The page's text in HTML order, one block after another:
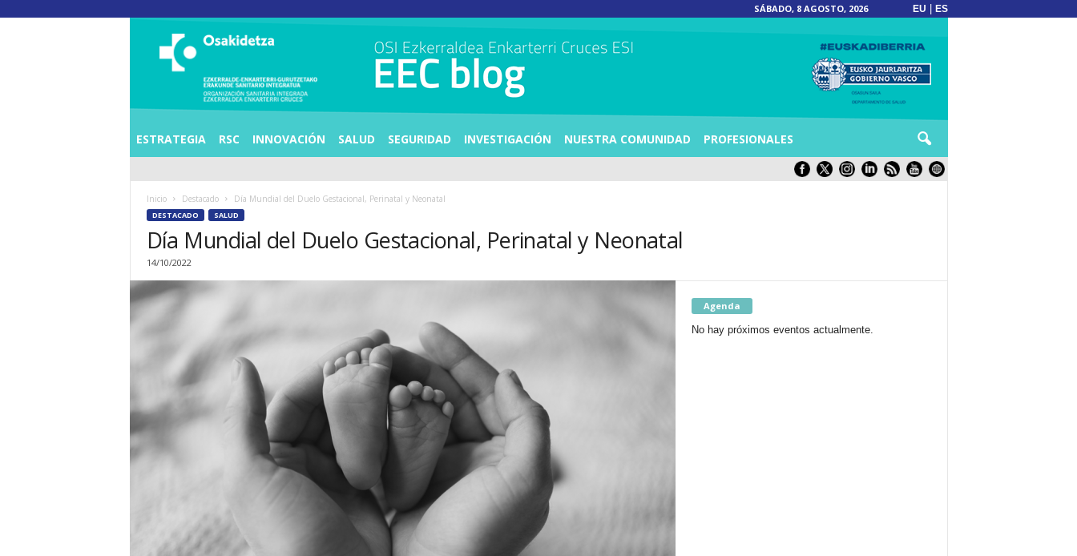
SÁBADO, 8 AGOSTO, 2026 EU ES
A
N
K
C
ESTRATEGIA RSC INNOVACIÓN SALUD SEGURIDAD INVESTIGACIÓN NUESTRA COMUNIDAD PROFESIONALES
Inicio Destacado Día Mundial del Duelo Gestacional, Perinatal y Neonatal
DESTACADO SALUD
Día Mundial del Duelo Gestacional, Perinatal y Neonatal
14/10/2022
Agenda
No hay próximos eventos actualmente.